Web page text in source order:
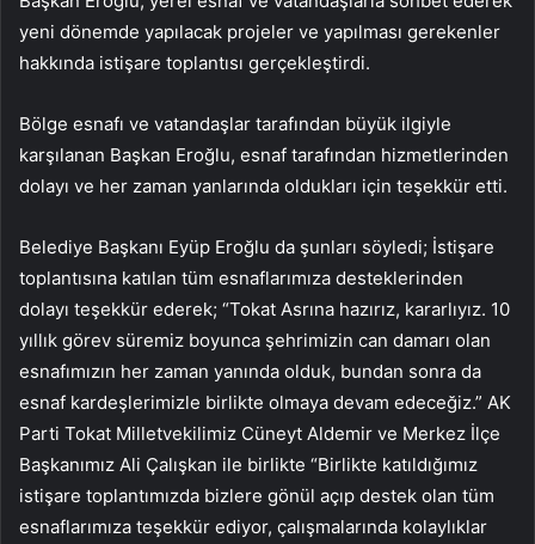
yeni dönemde yapılacak projeler ve yapılması gerekenler
hakkında istişare toplantısı gerçekleştirdi.
Bölge esnafı ve vatandaşlar tarafından büyük ilgiyle
karşılanan Başkan Eroğlu, esnaf tarafından hizmetlerinden
dolayı ve her zaman yanlarında oldukları için teşekkür etti.
Belediye Başkanı Eyüp Eroğlu da şunları söyledi; İstişare
toplantısına katılan tüm esnaflarımıza desteklerinden
dolayı teşekkür ederek; “Tokat Asrına hazırız, kararlıyız. 10
yıllık görev süremiz boyunca şehrimizin can damarı olan
esnafımızın her zaman yanında olduk, bundan sonra da
esnaf kardeşlerimizle birlikte olmaya devam edeceğiz.” AK
Parti Tokat Milletvekilimiz Cüneyt Aldemir ve Merkez İlçe
Başkanımız Ali Çalışkan ile birlikte “Birlikte katıldığımız
istişare toplantımızda bizlere gönül açıp destek olan tüm
esnaflarımıza teşekkür ediyor, çalışmalarında kolaylıklar